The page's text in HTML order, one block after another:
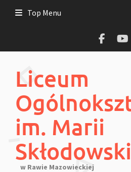
Top Menu
Liceum
im. Marii
w Rawie Mazowieckiej